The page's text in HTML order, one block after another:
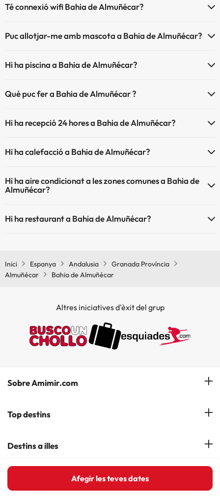
Afegir les teves dates
Té connexió wifi Bahia de Almuñécar?
Puc allotjar-me amb mascota a Bahia de Almuñécar?
Hi ha piscina a Bahia de Almuñécar?
pagament) Aquí tens més info sobre la piscina i altres instal·lacions.
Piscina a l'aire lliure (tota la temporada)
Què puc fer a Bahia de Almuñécar ?
poden ser de pagament).
Hi ha recepció 24 hores a Bahia de Almuñécar?
Hi ha calefacció a Bahia de Almuñécar?
Hi ha aire condicionat a les zones comunes a Bahia de
Almuñécar?
Hi ha restaurant a Bahia de Almuñécar?
Inici Espanya Andalusia
Granada Província
Almuñécar
Bahia de Almuñécar
Altres iniciatives d'èxit del grup
Sobre Amimir.com
¿Qui som?
Opinions
El nostre blog
Top destins
Hotels a Salou
Hotels a Andorra la Vella
Destins a illes
Hotels a les Illes Balears
Hotels a les Illes Canaries
Hoteles en la costa